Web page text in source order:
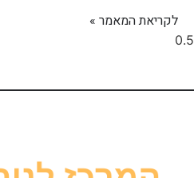
לקריאת המאמר »